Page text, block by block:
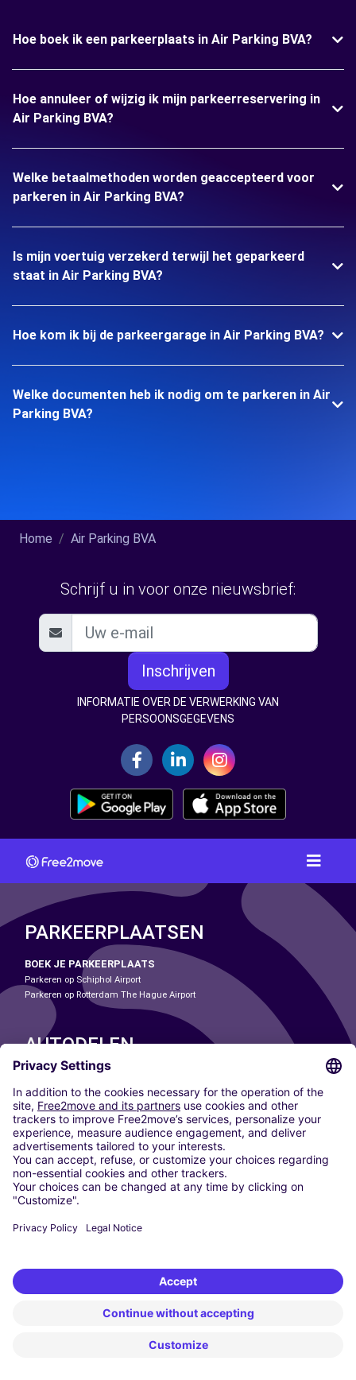
Hoe boek ik een parkeerplaats in Air Parking BVA?
Hoe annuleer of wijzig ik mijn parkeerreservering in
Air Parking BVA?
Welke betaalmethoden worden geaccepteerd voor
parkeren in Air Parking BVA?
Is mijn voertuig verzekerd terwijl het geparkeerd
staat in Air Parking BVA?
Hoe kom ik bij de parkeergarage in Air Parking BVA?
Welke documenten heb ik nodig om te parkeren in Air
Parking BVA?
Home Air Parking BVA
Schrijf u in voor onze nieuwsbrief:
Inschrijven
INFORMATIE OVER DE VERWERKING VAN
PERSOONSGEGEVENS
PARKEERPLAATSEN
BOEK JE PARKEERPLAATS
Parkeren op Schiphol Airport
Parkeren op Rotterdam The Hague Airport
AUTODELEN
ONZE STEDEN
Paris
Madrid
Washington DC
Milaan
Rome
Turijn
Wenen
Berlijn
Düsseldorf